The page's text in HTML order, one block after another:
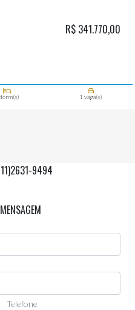
R$ 341.770,00
1 vaga(s)
9494
Telefone